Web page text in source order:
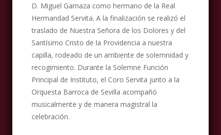
D. Miguel Gamaza como hermano de la Real
Hermandad Servita. A la finalización se realizó el
traslado de Nuestra Señora de los Dolores y del
Santísimo Cristo de la Providencia a nuestra
capilla, rodeado de un ambiente de solemnidad y
recogimiento. Durante la Solemne Función
Principal de Instituto, el Coro Servita junto a la
Orquesta Barroca de Sevilla acompañó
musicalmente y de manera magistral la
celebración.